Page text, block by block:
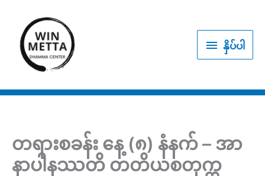
content
နှိပ် နှိပ်ပါ
တရားစခန်း နေ့ (၈) နံနက် – အာ
နာပါနဿတိ တတိယစတုက္က